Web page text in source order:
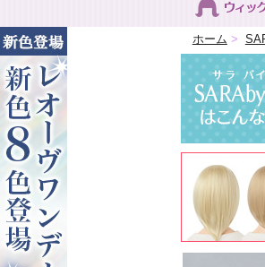
ホーム >